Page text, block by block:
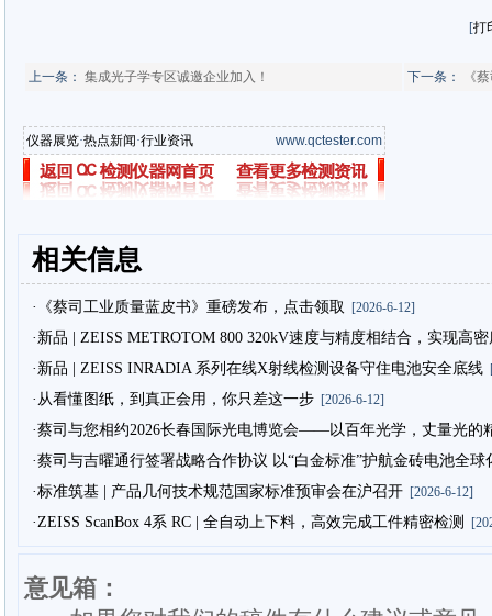
[打
上一条： 集成光子学专区诚邀企业加入！ 下一条： 《
仪器展览·热点新闻·行业资讯 www.qctester.com
相关信息
·《蔡司工业质量蓝皮书》重磅发布，点击领取 [2026-6-12]
·新品 | ZEISS METROTOM 800 320kV速度与精度相结合，实现高
·新品 | ZEISS INRADIA 系列在线X射线检测设备守住电池安全底线
·从看懂图纸，到真正会用，你只差这一步[2026-6-12]
·蔡司与您相约2026长春国际光电博览会——以百年光学，丈量光的
·蔡司与吉曜通行签署战略合作协议 以“白金标准”护航金砖电池全球
·标准筑基 | 产品几何技术规范国家标准预审会在沪召开[2026-6-12]
·ZEISS ScanBox 4系 RC | 全自动上下料，高效完成工件精密检测
意见箱：